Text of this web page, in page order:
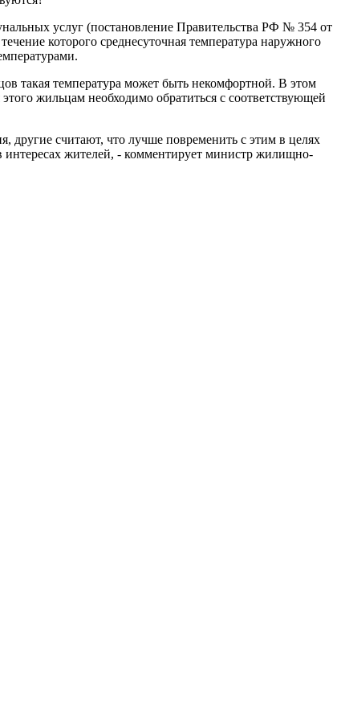
услуг (постановление Правительства РФ № 354 от
которого среднесуточная температура наружного
такая температура может быть некомфортной. В этом
жильцам необходимо обратиться с соответствующей
другие считают, что лучше повременить с этим в целях
интересах жителей, - комментирует министр жилищно-